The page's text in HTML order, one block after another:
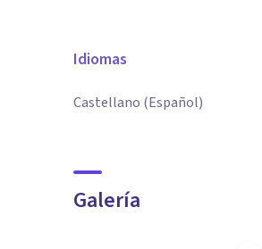
Idiomas
Castellano (Español)
Galería